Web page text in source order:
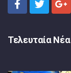
Τελευταία Νέα